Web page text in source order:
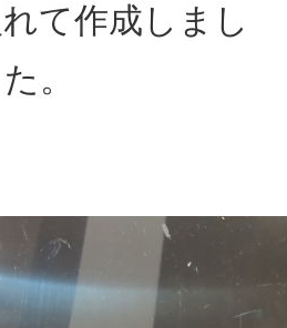
て作成しまし
た。